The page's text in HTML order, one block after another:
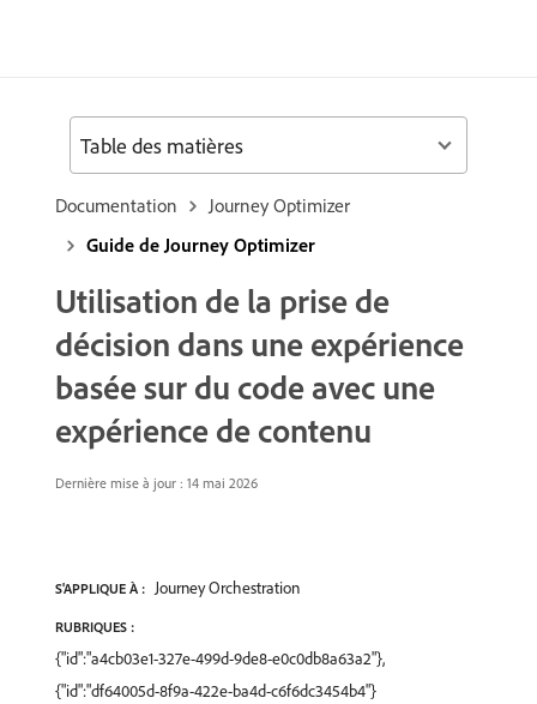
Documentation
Journey Optimizer
Guide de Journey Optimizer
Utilisation de la prise de
décision dans une expérience
basée sur du code avec une
expérience de contenu
Dernière mise à jour : 14 mai 2026
S'APPLIQUE À : Journey Orchestration
RUBRIQUES :
{"id":"a4cb03e1-327e-499d-9de8-e0c0db8a63a2"},
{"id":"df64005d-8f9a-422e-ba4d-c6f6dc3454b4"}
Table des matières